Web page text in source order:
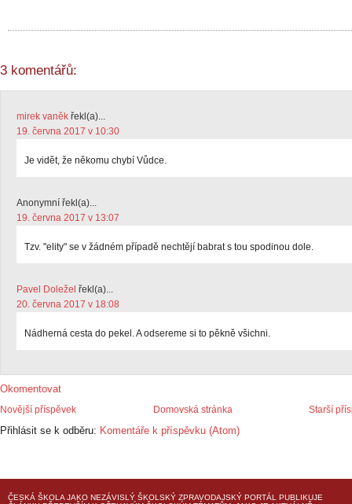
3 komentářů:
mirek vaněk řekl(a)...
19. června 2017 v 10:30
Je vidět, že někomu chybí Vůdce.
Anonymní řekl(a)...
19. června 2017 v 13:07
Tzv. "elity" se v žádném případě nechtějí babrat s tou spodinou dole.
Pavel Doležel řekl(a)...
20. června 2017 v 18:08
Nádherná cesta do pekel. A odsereme si to pěkně všichni.
Okomentovat
Novější příspěvek Starší
Domovská stránka
Přihlásit se k odběru: Komentáře k příspěvku (Atom)
ČESKÁ ŠKOLA JAKO NEZÁVISLÝ ŠKOLSKÝ ZPRAVODAJSKÝ PORTÁL PUBLIKUJE